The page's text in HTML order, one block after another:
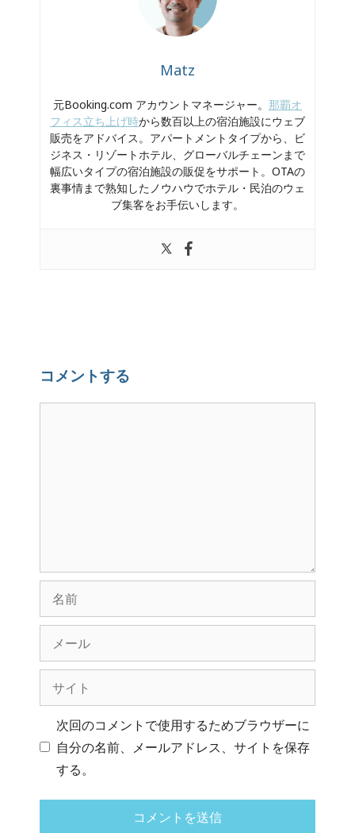
Matz
元Booking.com アカウントマネージャー。 那覇オ
フィス立ち上げ時から数百以上の宿泊施設にウェブ
販売をアドバイス。アパートメントタイプから、ビ
ジネス・リゾートホテル、グローバルチェーンまで
幅広いタイプの宿泊施設の販促をサポート。OTAの
裏事情まで熟知したノウハウでホテル・民泊のウェ
ブ集客をお手伝いします。
コメントする
次回のコメントで使用するためブラウザーに
自分の名前、メールアドレス、サイトを保存
する。